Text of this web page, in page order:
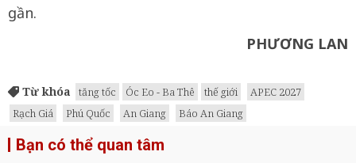
gần.
PHƯƠNG LAN
Từ khóa tăng tốc Óc Eo - Ba Thê thế giới
APEC 2027
Rạch Giá
Phú Quốc An Giang Báo An Giang
Bạn có thể quan tâm